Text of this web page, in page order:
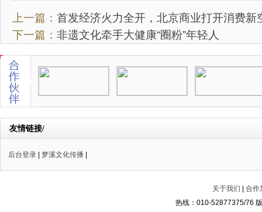
上一篇： 首发经济火力全开，北京商业打开消费新
下一篇： 非遗文化牵手大健康“圈粉”年轻人
友情链接/
后台登录 梦溪文化传播
关于我们
合作
热线：010-52877375/76